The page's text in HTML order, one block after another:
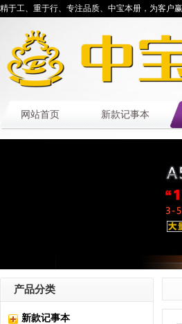
精于工、重于行、专注品质、中宝本册，为客户
网站首页 新款记事本
产品分类
新款记事本